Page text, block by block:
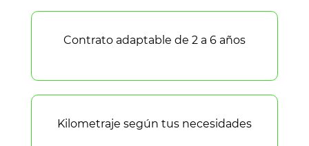
Contrato adaptable de 2 a 6 años
Kilometraje según tus necesidades